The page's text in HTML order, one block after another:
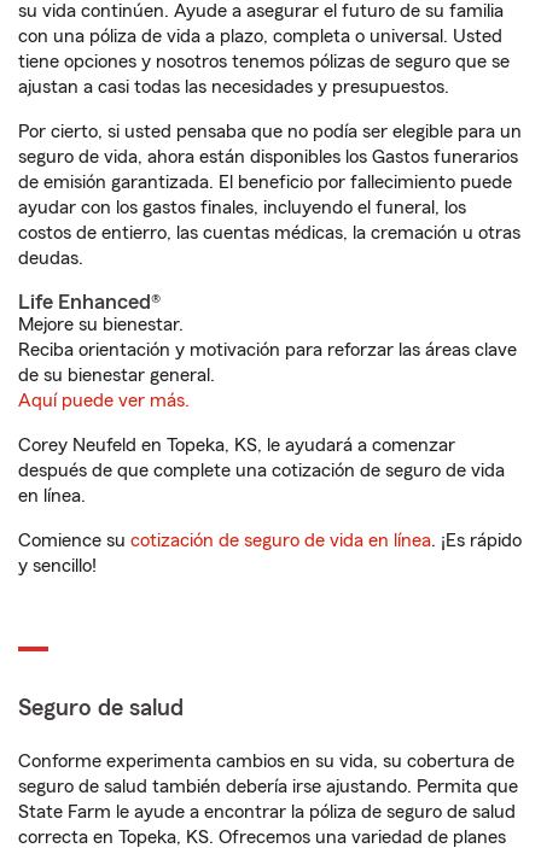
su vida continúen. Ayude a asegurar el futuro de su familia
con una póliza de vida a plazo, completa o universal. Usted
tiene opciones y nosotros tenemos pólizas de seguro que se
ajustan a casi todas las necesidades y presupuestos.
Por cierto, si usted pensaba que no podía ser elegible para un
seguro de vida, ahora están disponibles los Gastos funerarios
de emisión garantizada. El beneficio por fallecimiento puede
ayudar con los gastos finales, incluyendo el funeral, los
costos de entierro, las cuentas médicas, la cremación u otras
deudas.
Life Enhanced®
Mejore su bienestar.
Reciba orientación y motivación para reforzar las áreas clave
de su bienestar general.
Aquí puede ver más.
Corey Neufeld en Topeka, KS, le ayudará a comenzar
después de que complete una cotización de seguro de vida
en línea.
Comience su cotización de seguro de vida en línea. ¡Es rápido
y sencillo!
Seguro de salud
Conforme experimenta cambios en su vida, su cobertura de
seguro de salud también debería irse ajustando. Permita que
State Farm le ayude a encontrar la póliza de seguro de salud
correcta en Topeka, KS. Ofrecemos una variedad de planes